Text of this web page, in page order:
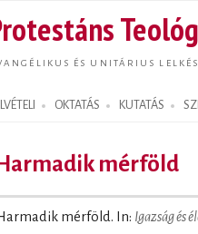
ÉS UNITÁRIUS
OKTATÁS KUTATÁS
mérföld
mérföld. In: Igazság és